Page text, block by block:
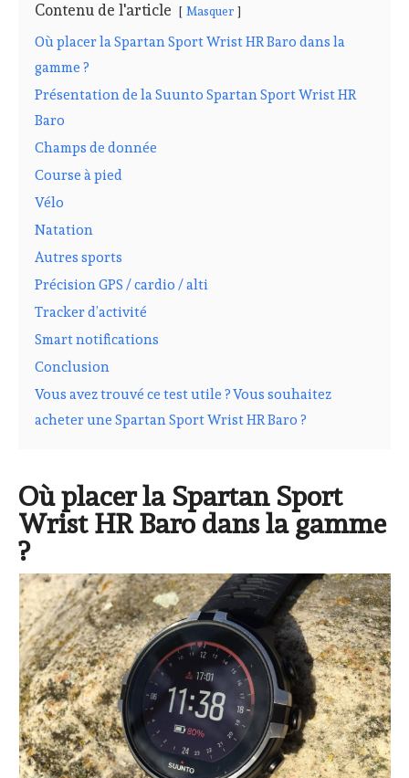
Contenu de l'article Masquer
Où placer la Spartan Sport Wrist HR Baro dans la
gamme ?
Présentation de la Suunto Spartan Sport Wrist HR
Baro
Champs de donnée
Course à pied
Vélo
Natation
Autres sports
Précision GPS / cardio / alti
Tracker d’activité
Smart notifications
Conclusion
Vous avez trouvé ce test utile ? Vous souhaitez
acheter une Spartan Sport Wrist HR Baro ?
Où placer la Spartan Sport
Wrist HR Baro dans la gamme
?